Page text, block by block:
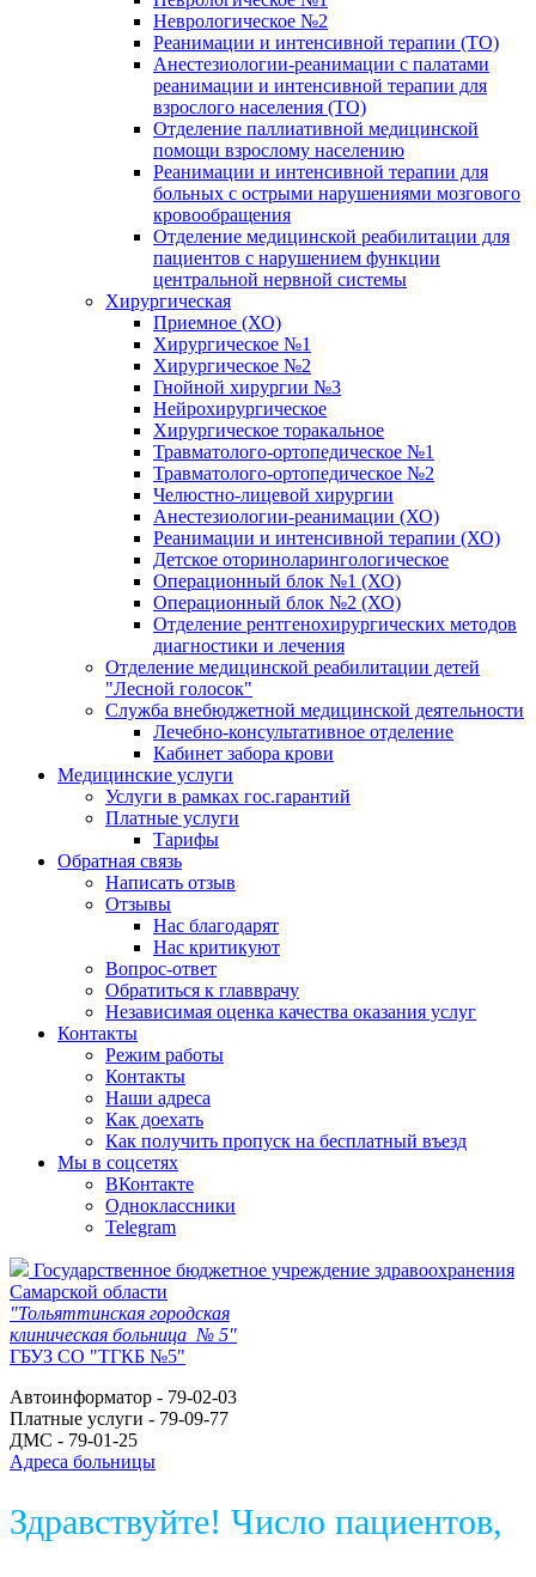
Неврологическое №2
Реанимации и интенсивной терапии (ТО)
Анестезиологии-реанимации с палатами
реанимации и интенсивной терапии для
взрослого населения (ТО)
Отделение паллиативной медицинской
помощи взрослому населению
Реанимации и интенсивной терапии для
больных с острыми нарушениями мозгового
кровообращения
Отделение медицинской реабилитации для
пациентов с нарушением функции
центральной нервной системы
Хирургическая
Приемное (ХО)
Хирургическое №1
Хирургическое №2
Гнойной хирургии №3
Нейрохирургическое
Хирургическое торакальное
Травматолого-ортопедическое №1
Травматолого-ортопедическое №2
Челюстно-лицевой хирургии
Анестезиологии-реанимации (ХО)
Реанимации и интенсивной терапии (ХО)
Детское оториноларингологическое
Операционный блок №1 (ХО)
Операционный блок №2 (ХО)
Отделение рентгенохирургических методов
диагностики и лечения
Отделение медицинской реабилитации детей
"Лесной голосок"
Служба внебюджетной медицинской деятельности
Лечебно-консультативное отделение
Кабинет забора крови
Медицинские услуги
Услуги в рамках гос.гарантий
Платные услуги
Тарифы
Обратная связь
Написать отзыв
Отзывы
Нас благодарят
Нас критикуют
Вопрос-ответ
Обратиться к главврачу
Независимая оценка качества оказания услуг
Контакты
Режим работы
Контакты
Наши адреса
Как доехать
Как получить пропуск на бесплатный въезд
Мы в соцсетях
ВКонтакте
Одноклассники
Telegram
Государственное бюджетное учреждение здравоохранения
Самарской области
"Тольяттинская городская
клиническая больница № 5"
ГБУЗ СО "ТГКБ №5"
Автоинформатор - 79-02-03
Платные услуги - 79-09-77
ДМС - 79-01-25
Адреса больницы
Здравствуйте! Число пациентов,